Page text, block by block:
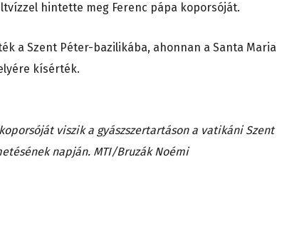
hintette meg Ferenc pápa koporsóját.
a Szent Péter-bazilikába, ahonnan a Santa Maria
kísérték.
viszik a gyászszertartáson a vatikáni Szent
napján. MTI/Bruzák Noémi